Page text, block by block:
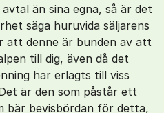
än sina egna, så är det
säga huruvida säljarens
att denne är bunden av att
till dig, även då det
har erlagts till viss
är den som påstår ett
bär bevisbördan för detta,